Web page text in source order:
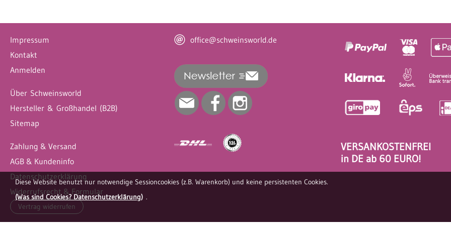
Diese Website benutzt nur notwendige Sessioncookies (z.B. Warenkorb) und keine persistenten Cookies.
(Was sind Cookies? Datenschutzerklärung) .
Impressum
Kontakt
Anmelden
Über Schweinsworld
Hersteller & Großhandel (B2B)
Sitemap
Zahlung & Versand
AGB & Kundeninfo
Datenschutzerklärung
Widerrufsrecht & Formular
Vertrag widerrufen
office@schweinsworld.de
VERSANKOSTENFREI
in DE ab 60 EURO!